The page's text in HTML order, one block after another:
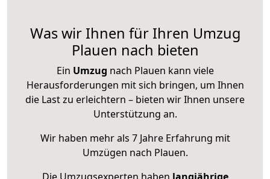
Was wir Ihnen für Ihren Umzug
Plauen nach bieten
Ein Umzug nach Plauen kann viele
Herausforderungen mit sich bringen, um Ihnen
die Last zu erleichtern – bieten wir Ihnen unsere
Unterstützung an.
Wir haben mehr als 7 Jahre Erfahrung mit
Umzügen nach Plauen.